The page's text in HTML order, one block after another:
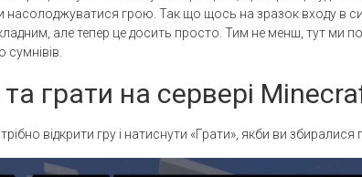
насолоджуватися грою. Так що щось на зразок входу в
але тепер це досить просто. Тим не менш, тут ми
та грати на сервері
відкрити гру і натиснути «Грати», якби ви збиралися